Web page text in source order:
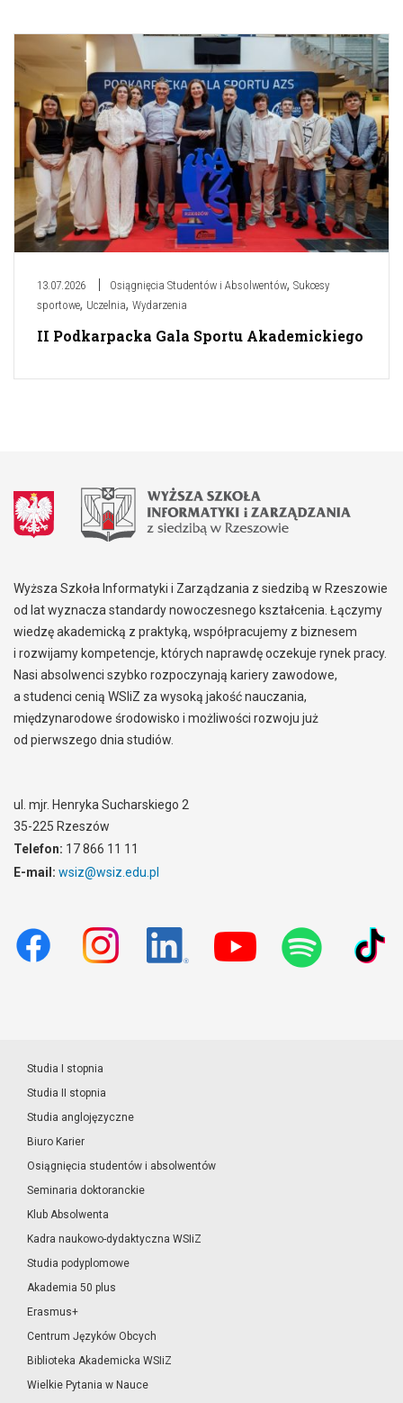
13.07.2026 Osiągnięcia Studentów i Absolwentów, Sukcesy
sportowe, Uczelnia, Wydarzenia
II Podkarpacka Gala Sportu Akademickiego
Wyższa Szkoła Informatyki i Zarządzania z siedzibą w Rzeszowie
od lat wyznacza standardy nowoczesnego kształcenia. Łączymy
wiedzę akademicką z praktyką, współpracujemy z biznesem
i rozwijamy kompetencje, których naprawdę oczekuje rynek pracy.
Nasi absolwenci szybko rozpoczynają kariery zawodowe,
a studenci cenią WSIiZ za wysoką jakość nauczania,
międzynarodowe środowisko i możliwości rozwoju już
od pierwszego dnia studiów.
ul. mjr. Henryka Sucharskiego 2
35-225 Rzeszów
Telefon: 17 866 11 11
E-mail: wsiz@wsiz.edu.pl
Studia I stopnia
Studia II stopnia
Studia anglojęzyczne
Biuro Karier
Osiągnięcia studentów i absolwentów
Seminaria doktoranckie
Klub Absolwenta
Kadra naukowo-dydaktyczna WSIiZ
Studia podyplomowe
Akademia 50 plus
Erasmus+
Centrum Języków Obcych
Biblioteka Akademicka WSIiZ
Wielkie Pytania w Nauce